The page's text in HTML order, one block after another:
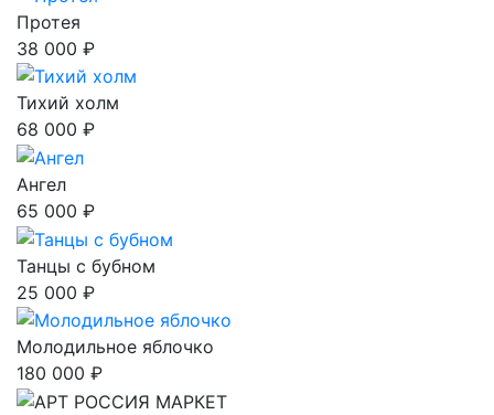
Протея
38 000 ₽
Тихий холм
68 000 ₽
Ангел
65 000 ₽
Танцы с бубном
25 000 ₽
Молодильное яблочко
180 000 ₽